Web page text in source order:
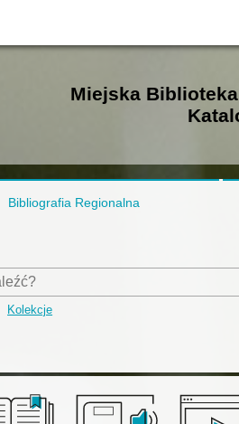
Miejska
Bibliografia Regionalna
Kolekcje